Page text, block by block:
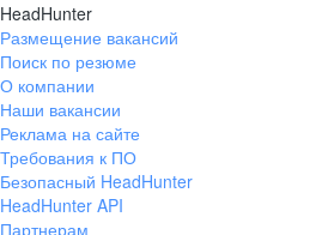
HeadHunter
Размещение вакансий
Поиск по резюме
О компании
Наши вакансии
Реклама на сайте
Требования к ПО
Безопасный HeadHunter
HeadHunter API
Партнерам